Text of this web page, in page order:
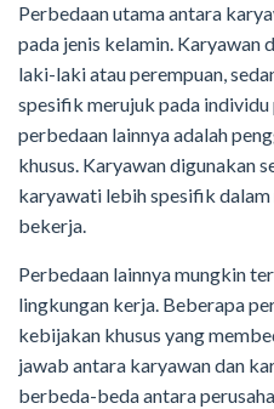
Perbedaan utama antara
pada jenis kelamin. Karyawan
laki-laki atau perempuan,
spesifik merujuk pada individu
perbedaan lainnya adalah
khusus. Karyawan digunakan
karyawati lebih spesifik
bekerja.
Perbedaan lainnya mungkin
lingkungan kerja. Beberapa
kebijakan khusus yang
jawab antara karyawan dan
berbeda-beda antara